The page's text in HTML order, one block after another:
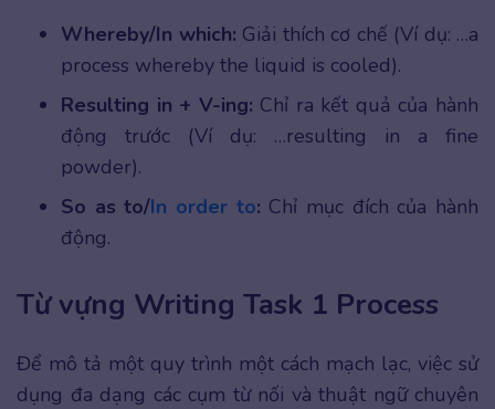
Whereby/In which: Giải thích cơ chế (Ví dụ: …a
process whereby the liquid is cooled).
Resulting in + V-ing: Chỉ ra kết quả của hành
động trước (Ví dụ: …resulting in a fine
powder).
So as to/In order to: Chỉ mục đích của hành
động.
Từ vựng Writing Task 1 Process
Để mô tả một quy trình một cách mạch lạc, việc sử
dụng đa dạng các cụm từ nối và thuật ngữ chuyên